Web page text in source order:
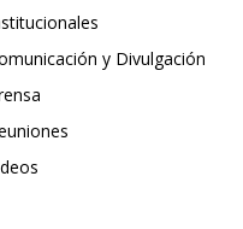
y Divulgación